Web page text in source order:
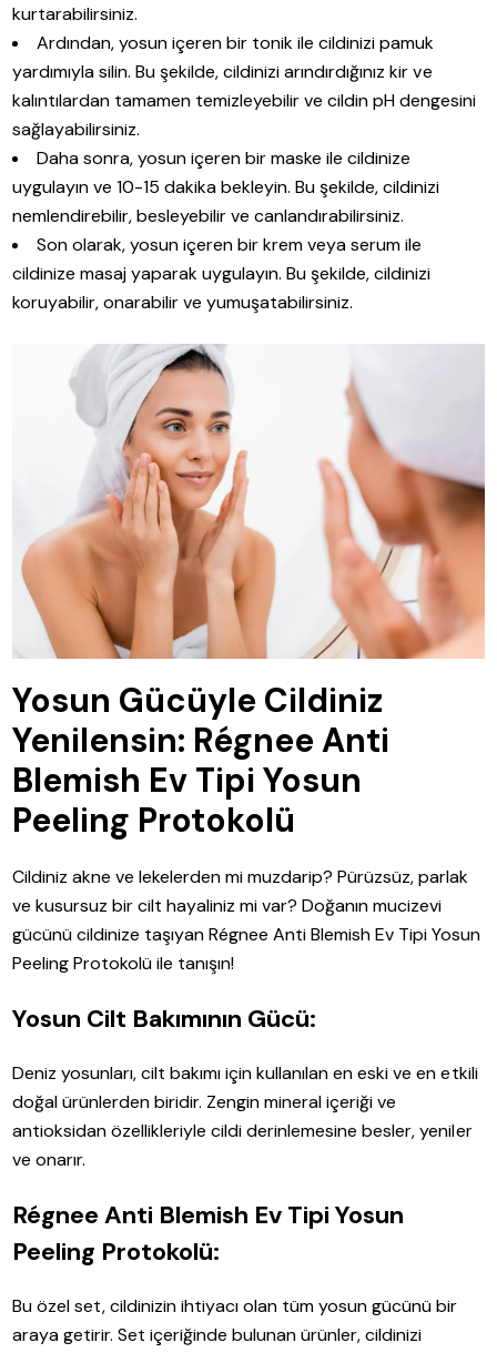
kurtarabilirsiniz.
Ardından, yosun içeren bir tonik ile cildinizi pamuk
yardımıyla silin. Bu şekilde, cildinizi arındırdığınız kir ve
kalıntılardan tamamen temizleyebilir ve cildin pH dengesini
sağlayabilirsiniz.
Daha sonra, yosun içeren bir maske ile cildinize
uygulayın ve 10-15 dakika bekleyin. Bu şekilde, cildinizi
nemlendirebilir, besleyebilir ve canlandırabilirsiniz.
Son olarak, yosun içeren bir krem veya serum ile
cildinize masaj yaparak uygulayın. Bu şekilde, cildinizi
koruyabilir, onarabilir ve yumuşatabilirsiniz.
Yosun Gücüyle Cildiniz
Yenilensin: Régnee Anti
Blemish Ev Tipi Yosun
Peeling Protokolü
Cildiniz akne ve lekelerden mi muzdarip? Pürüzsüz, parlak
ve kusursuz bir cilt hayaliniz mi var? Doğanın mucizevi
gücünü cildinize taşıyan Régnee Anti Blemish Ev Tipi Yosun
Peeling Protokolü ile tanışın!
Yosun Cilt Bakımının Gücü:
Deniz yosunları, cilt bakımı için kullanılan en eski ve en etkili
doğal ürünlerden biridir. Zengin mineral içeriği ve
antioksidan özellikleriyle cildi derinlemesine besler, yeniler
ve onarır.
Régnee Anti Blemish Ev Tipi Yosun
Peeling Protokolü:
Bu özel set, cildinizin ihtiyacı olan tüm yosun gücünü bir
araya getirir. Set içeriğinde bulunan ürünler, cildinizi